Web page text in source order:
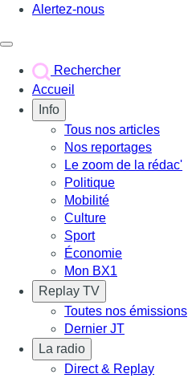
Alertez-nous
Rechercher
Accueil
Info
Tous nos articles
Nos reportages
Le zoom de la rédac'
Politique
Mobilité
Culture
Sport
Économie
Mon BX1
Replay TV
Toutes nos émissions
Dernier JT
La radio
Direct & Replay